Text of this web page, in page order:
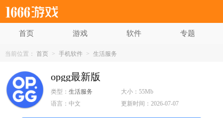
首页 游戏 软件 专题
当前位置： 首页 > 手机软件 > 生活服务
opgg最新版
类型： 生活服务 大小：55Mb
语言： 中文 更新时间：2026-07-07